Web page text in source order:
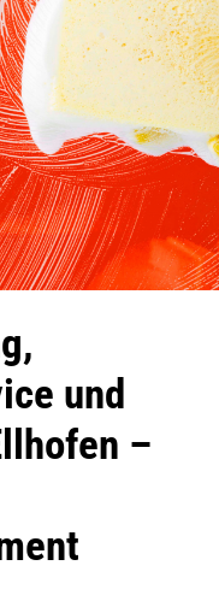
und
–